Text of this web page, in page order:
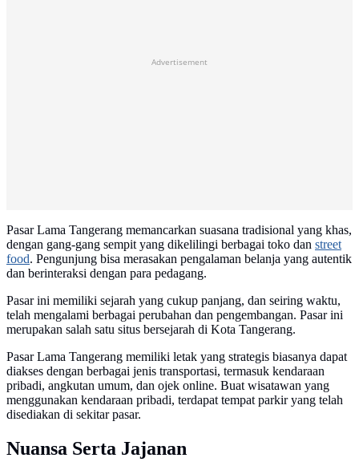
Advertisement
Pasar Lama Tangerang memancarkan suasana tradisional yang khas,
dengan gang-gang sempit yang dikelilingi berbagai toko dan street
food. Pengunjung bisa merasakan pengalaman belanja yang autentik
dan berinteraksi dengan para pedagang.
Pasar ini memiliki sejarah yang cukup panjang, dan seiring waktu,
telah mengalami berbagai perubahan dan pengembangan. Pasar ini
merupakan salah satu situs bersejarah di Kota Tangerang.
Pasar Lama Tangerang memiliki letak yang strategis biasanya dapat
diakses dengan berbagai jenis transportasi, termasuk kendaraan
pribadi, angkutan umum, dan ojek online. Buat wisatawan yang
menggunakan kendaraan pribadi, terdapat tempat parkir yang telah
disediakan di sekitar pasar.
Nuansa Serta Jajanan